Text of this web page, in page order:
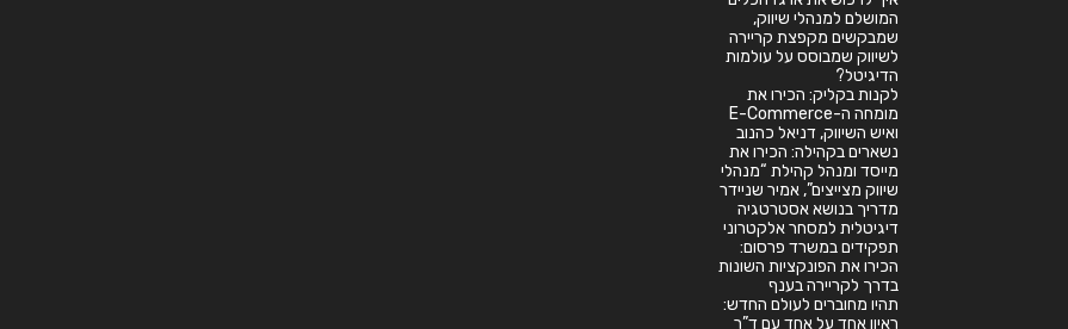
המושלם למנהלי שיווק,
שמבקשים מקפצת קריירה
לשיווק שמבוסס על עולמות
הדיגיטל?
לקנות בקליק: הכירו את
מומחה ה-E-Commerce
ואיש השיווק, דניאל כהנוב
נשארים בקהילה: הכירו את
מייסד ומנהל קהילת “מנהלי
שיווק מצייצים”, אמיר שניידר
מדריך בנושא אסטרטגיה
דיגיטלית למסחר אלקטרוני
תפקידים במשרד פרסום:
הכירו את הפונקציות השונות
בדרך לקריירה בענף
תהיו מחוברים לעולם החדש:
ראיון אחד על אחד עם ד”ר